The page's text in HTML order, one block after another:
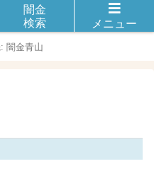
た体験談を話し合おう！
闇金青山
闇金
検索
メニュー